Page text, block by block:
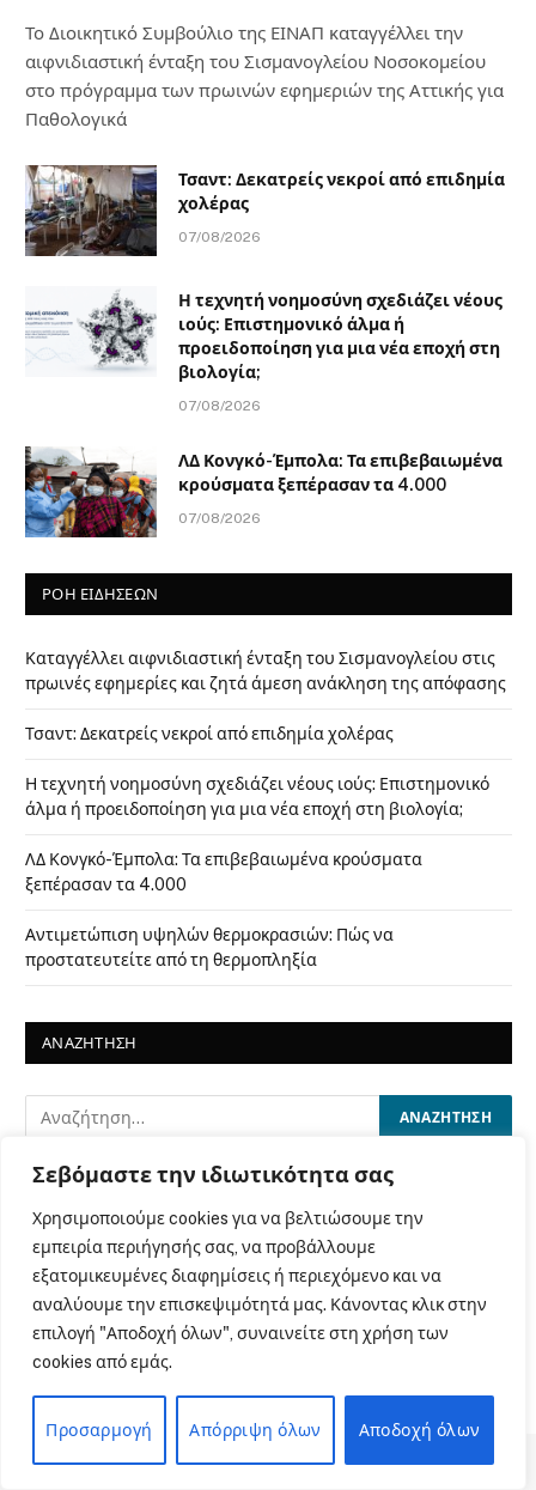
Σεβόμαστε την ιδιωτικότητα σας
Χρησιμοποιούμε cookies για να βελτιώσουμε την
εμπειρία περιήγησής σας, να προβάλλουμε
εξατομικευμένες διαφημίσεις ή περιεχόμενο και να
αναλύουμε την επισκεψιμότητά μας. Κάνοντας κλικ στην
επιλογή "Αποδοχή όλων", συναινείτε στη χρήση των
cookies από εμάς.
Προσαρμογή Απόρριψη όλων Αποδοχή όλων
Το Διοικητικό Συμβούλιο της ΕΙΝΑΠ καταγγέλλει την
αιφνιδιαστική ένταξη του Σισμανογλείου Νοσοκομείου
στο πρόγραμμα των πρωινών εφημεριών της Αττικής για
Παθολογικά
Τσαντ: Δεκατρείς νεκροί από επιδημία
χολέρας
07/08/2026
Η τεχνητή νοημοσύνη σχεδιάζει νέους
ιούς: Επιστημονικό άλμα ή
προειδοποίηση για μια νέα εποχή στη
βιολογία;
07/08/2026
ΛΔ Κονγκό-Έμπολα: Τα επιβεβαιωμένα
κρούσματα ξεπέρασαν τα 4.000
07/08/2026
ΡΟΗ ΕΙΔΗΣΕΩΝ
Καταγγέλλει αιφνιδιαστική ένταξη του Σισμανογλείου στις
πρωινές εφημερίες και ζητά άμεση ανάκληση της απόφασης
Τσαντ: Δεκατρείς νεκροί από επιδημία χολέρας
Η τεχνητή νοημοσύνη σχεδιάζει νέους ιούς: Επιστημονικό
άλμα ή προειδοποίηση για μια νέα εποχή στη βιολογία;
ΛΔ Κονγκό-Έμπολα: Τα επιβεβαιωμένα κρούσματα
ξεπέρασαν τα 4.000
Αντιμετώπιση υψηλών θερμοκρασιών: Πώς να
προστατευτείτε από τη θερμοπληξία
ΑΝΑΖΗΤΗΣΗ
Facebook YouTube
Instagram